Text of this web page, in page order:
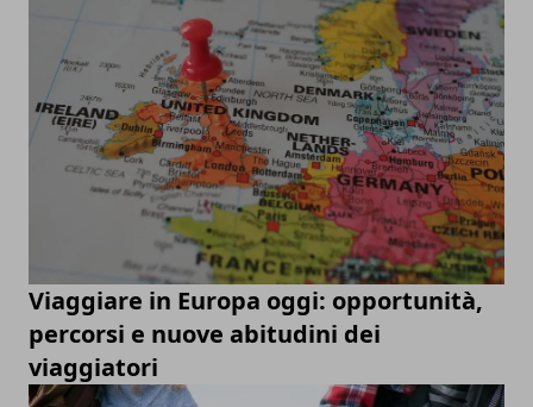
Viaggiare in Europa oggi: opportunità,
percorsi e nuove abitudini dei
viaggiatori